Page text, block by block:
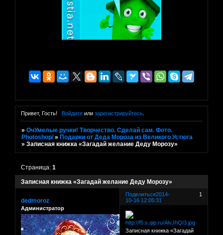
Привет, Гость! Войдитеили зарегистрируйтесь.
»ОчУмелые ручки! Творчество. Сделай сам. Фото.
Photoshop/ » Подарки от Деда Мороза из Великого Устюга
»Записная книжка «Загадай желание Деду Морозу»
Записная книжка «Загадай желание Деду Морозу»
Страница:1
Поделиться 1
2014-
10-16 12:05:31
dedmoroz
Администратор
Записная книжка «Загадай